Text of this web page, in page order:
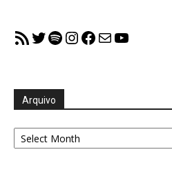
RSS FeedTwitter
Spotify
Instagram
Facebook
MailYouTube
Arquivo
Arquivo